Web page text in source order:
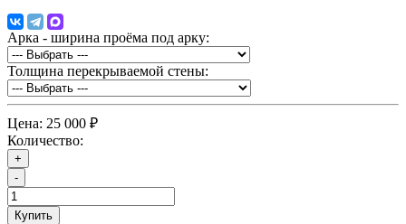
Арка - ширина проёма под арку:
Толщина перекрываемой стены:
Цена: 25 000 ₽
Количество:
+
-
Купить